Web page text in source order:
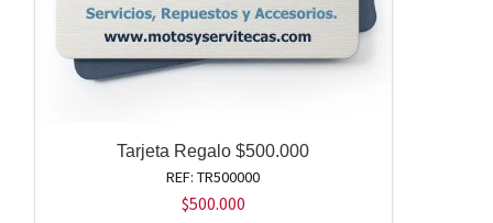
Tarjeta Regalo $500.000
REF: TR500000
$500.000